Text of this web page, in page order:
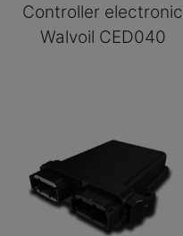
Controller electronic
Walvoil CED040